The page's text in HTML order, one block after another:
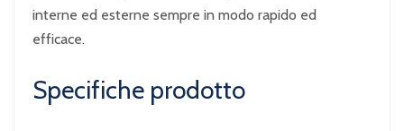
interne ed esterne sempre in modo rapido ed
efficace.
Specifiche prodotto